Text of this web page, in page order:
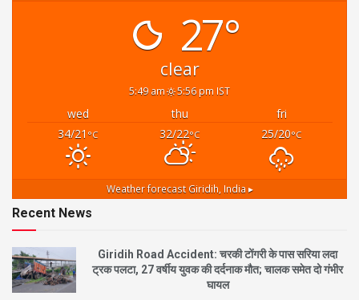
27°
clear
5:49 am 5:56 pm IST
wed thu
fri
34/21 °C 32/22°C 25/20°C
Weather forecast Giridih, India ▸
Recent News
Giridih Road Accident: चरकी टोंगरी के पास सरिया लदा
ट्रक पलटा, 27 वर्षीय युवक की दर्दनाक मौत; चालक समेत दो गंभीर
घायल